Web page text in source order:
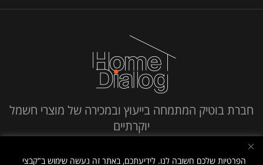
הפרטיות שלכם חשובה לנו. לידיעתכם, באתר זה נעשה שימוש ב"קבצי
חברת בוטיק המתמחה בייעוץ ובמכירה של מוצרי חשמל
יוקרתיים
חייג אלינו